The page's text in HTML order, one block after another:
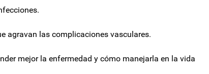
agravan las complicaciones vasculares.
mejor la enfermedad y cómo manejarla en la vida